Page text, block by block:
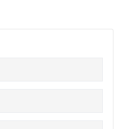
arụmọrụ pụrụiche ha na ịdị